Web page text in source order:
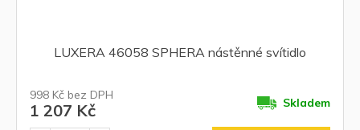
LUXERA 46058 SPHERA nástěnné svítidlo
998 Kč bez DPH
1 207 Kč Skladem